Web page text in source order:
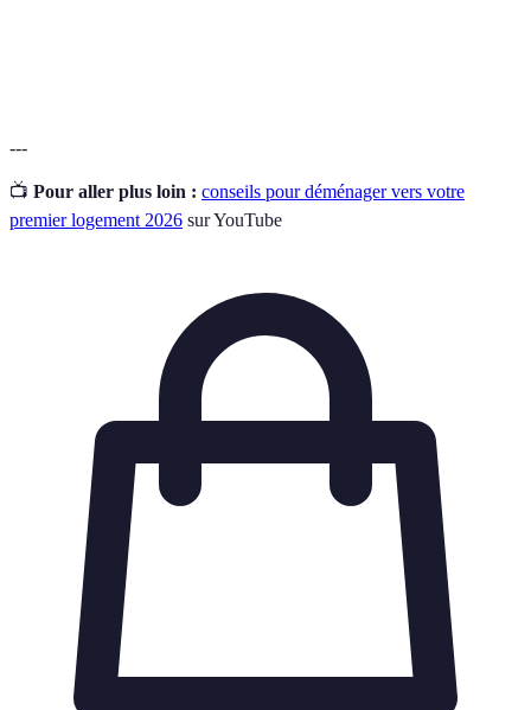
---
📺 Pour aller plus loin : conseils pour déménager vers votre
premier logement 2026 sur YouTube